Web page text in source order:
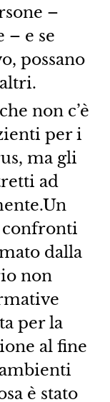
–
– e se
possano
non c’è
per i
ma gli
ad
confronti
dalla
non
per la
al fine
è stato